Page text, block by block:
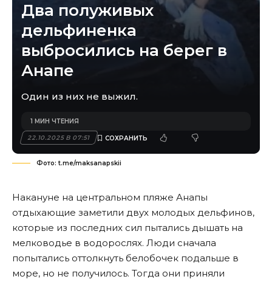
Два полуживых
дельфиненка
выбросились на берег в
Анапе
Один из них не выжил.
22.10.2025 В 07:51
1 МИН ЧТЕНИЯ
Фото: t.me/maksanapskii
Накануне на центральном пляже Анапы
отдыхающие заметили двух молодых дельфинов,
которые из последних сил пытались дышать на
мелководье в водорослях. Люди сначала
попытались оттолкнуть белобочек подальше в
море, но не получилось. Тогда они приняли